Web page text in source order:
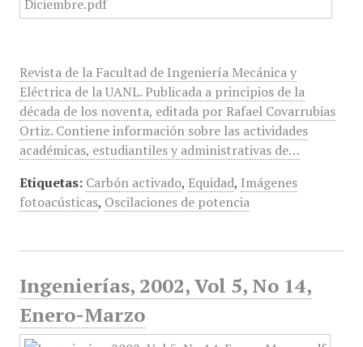
Revista de la Facultad de Ingeniería Mecánica y
Eléctrica de la UANL. Publicada a principios de la
década de los noventa, editada por Rafael Covarrubias
Ortiz. Contiene información sobre las actividades
académicas, estudiantiles y administrativas de…
Etiquetas: Carbón activado, Equidad, Imágenes
fotoacústicas, Oscilaciones de potencia
Ingenierías, 2002, Vol 5, No 14,
Enero-Marzo